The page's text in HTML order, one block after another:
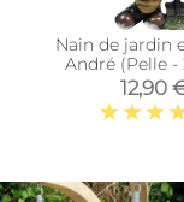
Nain de jardin
André (Pelle -
12,90